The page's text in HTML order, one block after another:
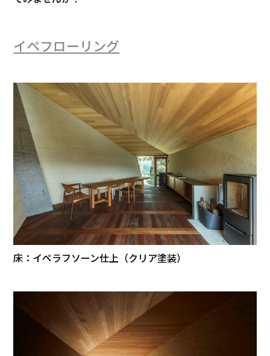
イペフローリング
床：イペラフソーン仕上（クリア塗装）